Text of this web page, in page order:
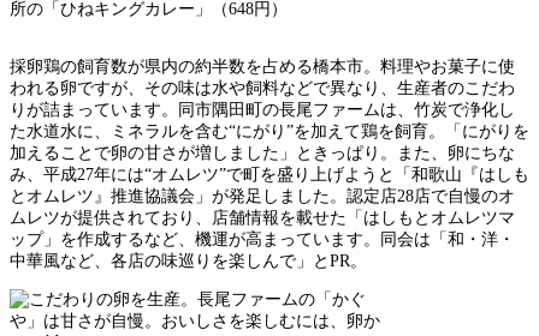
所の「ひねキングカレー」（648円）
採卵鶏の飼育数が県内の約半数を占める橋本市。料理やお菓子に使
われる卵ですが、その味は水や飼料などで異なり、生産者のこだわ
りが詰まっています。同市隅田町の長尾ファームは、竹炭で浄化し
た水道水に、ミネラルを含む“にがり”を加えて鶏を飼育。「にがりを
加えることで卵の甘さが増しました」ときっぱり。また、卵にちな
み、平成27年には“オムレツ”で町を盛り上げようと「和歌山『はしも
とオムレツ』推進協議会」が発足しました。認定店28店で自慢のオ
ムレツが提供されており、店舗情報を載せた「はしもとオムレツマ
ップ」を作成するなど、機運が高まっています。同会は「和・洋・
中華風など、各店の味巡りを楽しんで」とPR。